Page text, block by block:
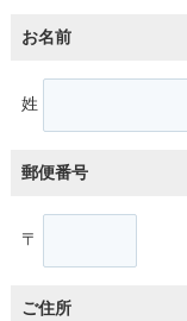
お名前
姓
郵便番号
〒
ご住所